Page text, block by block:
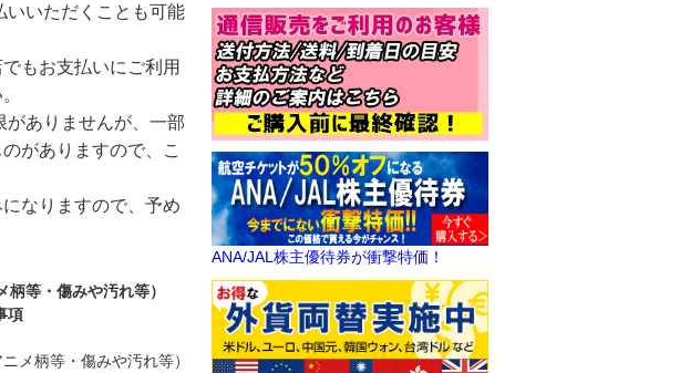
いいただくことも可能
もお支払いにご利用
がありませんが、一部
がありますので、こ
なりますので、予め
等・傷みや汚れ等）
項
メ柄等・傷みや汚れ等）
ANA/JAL株主優待券が衝撃特価！